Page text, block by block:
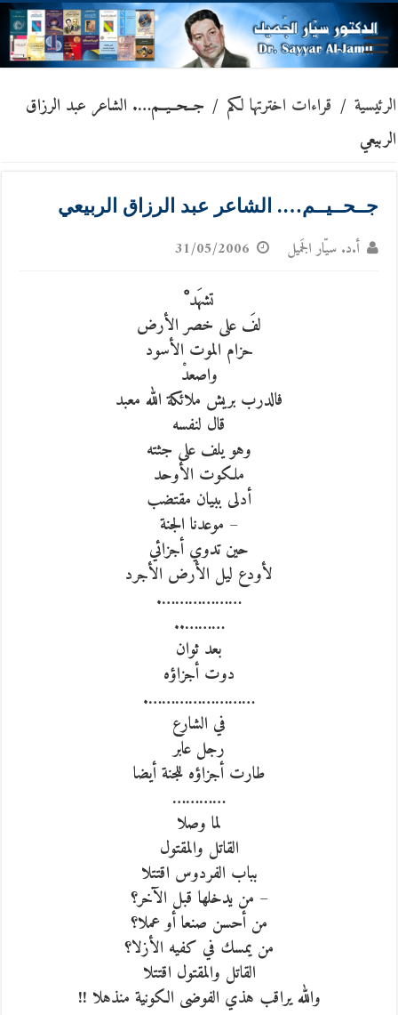
الرئيسية / قراءات اخترتها لكم / جــحــيــم…. الشاعر عبد الرزاق
الربيعي
جــحــيــم…. الشاعر عبد الرزاق الربيعي
أ.د. سيّار الجَميل 31/05/2006
تشهَد ْ
لفَ على خصر الأرض
حزام الموت الأسود
واصعدْ
فالدرب بريش ملائكة الله معبد
قال لنفسه
وهو يلف على جثته
ملكوت الأوحد
أدلى ببيان مقتضب
– موعدنا الجنة
حين تدوي أجزائي
لأودع ليل الأرض الأجرد
……………….
………..
بعد ثوان
دوت أجزاؤه
…………………….
في الشارع
رجل عابر
طارت أجزاؤه للجنة أيضا
…………
لما وصلا
القاتل والمقتول
بباب الفردوس اقتتلا
– من يدخلها قبل الآخر؟
من أحسن صنعا أو عملا؟
من يمسك في كفيه الأزلا؟
القاتل والمقتول اقتتلا
والله يراقب هذي الفوضى الكونية منذهلا !!